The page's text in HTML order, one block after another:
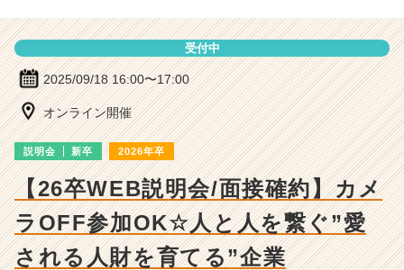
細
ン
チ
ャ
ー・
成
長
企
受付中
2025/09/18 16:00〜17:00
オンライン開催
説明会 新卒 2026年卒
【26卒WEB説明会/面接確約】カメ
ラOFF参加OK☆人と人を繋ぐ”愛
される人財を育てる”企業